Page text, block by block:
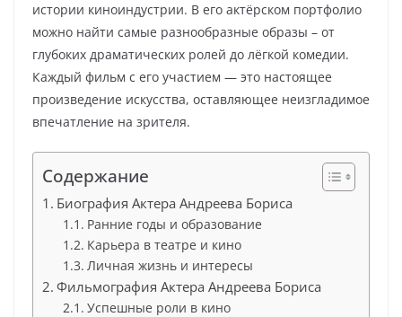
истории киноиндустрии. В его актёрском портфолио
можно найти самые разнообразные образы – от
глубоких драматических ролей до лёгкой комедии.
Каждый фильм с его участием — это настоящее
произведение искусства, оставляющее неизгладимое
впечатление на зрителя.
Содержание
Биография Актера Андреева Бориса
Ранние годы и образование
Карьера в театре и кино
Личная жизнь и интересы
Фильмография Актера Андреева Бориса
Успешные роли в кино